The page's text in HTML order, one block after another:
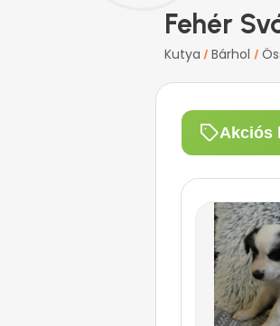
Fehér
Kutya / Bárhol /
Akciós